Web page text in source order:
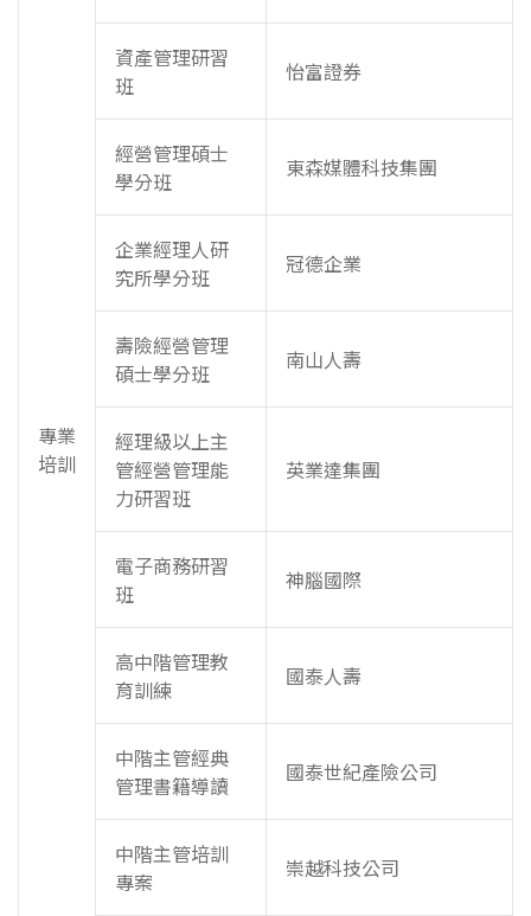
專業
培訓
資產管理研習
班
怡富證券
經營管理碩士
學分班
東森媒體科技集團
企業經理人研
究所學分班
冠德企業
壽險經營管理
碩士學分班
南山人壽
經理級以上主
管經營管理能
力研習班
英業達集團
電子商務研習
班
神腦國際
高中階管理教
育訓練
國泰人壽
中階主管經典
管理書籍導讀
國泰世紀產險公司
中階主管培訓
專案
崇越科技公司